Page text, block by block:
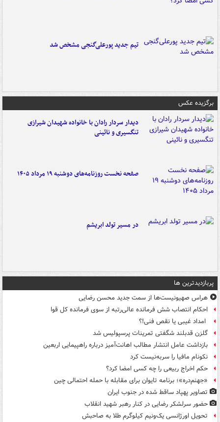
تیم جدید پورعلی‌گنجی مشخص شد
برگزیده عکس
دیدار سردار رادان با خانواده‌ شهیدان شیرازی
تنگسیری و نائینی
صفحه نخست روزنامه‌های دوشنبه ۱۹ مرداد ۱۴۰۵
در مسیر تولد ابریشم
پربازدیدترین ها
هراس صهیونیست‌ها از سمت جدید محسن رضایی
احکام انتصاب شش فرمانده عالی‌رتبه از سوی فرمانده کل قوا
امداد غیبی یا نقص فنی!؟
گلزن قدبلند شگفتی تمرینات پرسپولیس شد
بازداشت عامل انتشار مطالب اهانت‌آمیز درباره راهپیمایی اربعین
نکونام مافیا را سربه‌نیست کرد
حکم اخراج ربیعی را چه کسی امضا کرد؟
«جهنم‌دره»؛ برنامه تایوان برای مقابله با حمله احتمالی چین
تصاویر پهپاد ساقط شده در جنوب ایران
حضور سرلشکر رضایی در کنار رهبر شهید انقلاب
تحویل اورژانسی یک‌ونیم کیلوگرم طلا به صاحبش